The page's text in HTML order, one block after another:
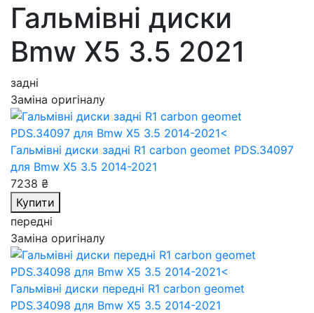
Гальмівні диски
Bmw X5 3.5 2021
задні
Заміна оригіналу
Гальмівні диски задні R1 carbon geomet PDS.34097
для Bmw X5 3.5 2014-2021
7238 ₴
Купити
передні
Заміна оригіналу
Гальмівні диски передні R1 carbon geomet
PDS.34098 для Bmw X5 3.5 2014-2021